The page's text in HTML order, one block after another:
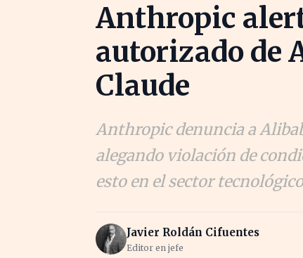
Anthropic
autorizado de
Claude
Anthropic denuncia a
alegando violación de
esto en el sector
Javier Roldán Cifuentes
Editor en jefe